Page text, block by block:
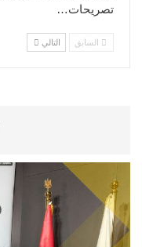
تصريحات…
السابق التالي